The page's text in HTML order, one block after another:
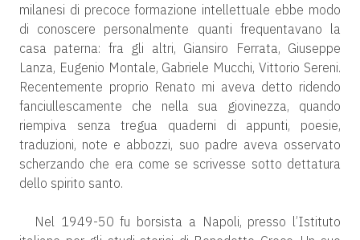
milanesi di precoce formazione intellettuale ebbe modo
di conoscere personalmente quanti frequentavano la
casa paterna: fra gli altri, Giansiro Ferrata, Giuseppe
Lanza, Eugenio Montale, Gabriele Mucchi, Vittorio Sereni.
Recentemente proprio Renato mi aveva detto ridendo
fanciullescamente che nella sua giovinezza, quando
riempiva senza tregua quaderni di appunti, poesie,
traduzioni, note e abbozzi, suo padre aveva osservato
scherzando che era come se scrivesse sotto dettatura
dello spirito santo.
Nel 1949-50 fu borsista a Napoli, presso l’Istituto